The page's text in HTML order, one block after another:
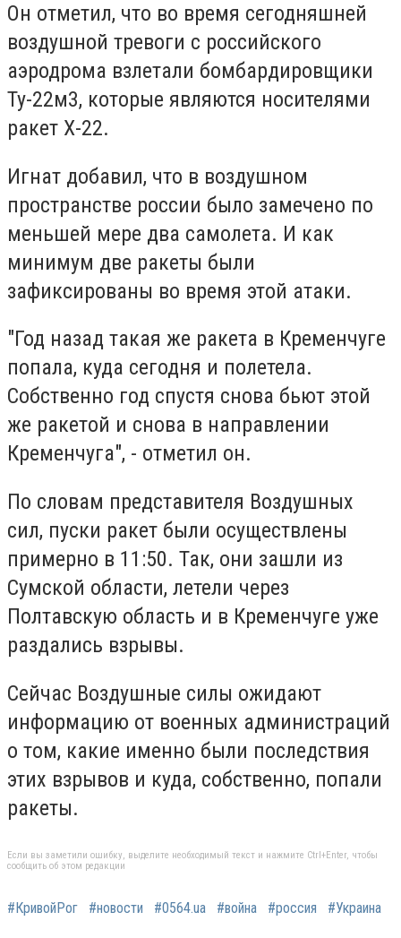
Он отметил, что во время сегодняшней
воздушной тревоги с российского
аэродрома взлетали бомбардировщики
Ту-22м3, которые являются носителями
ракет Х-22.
Игнат добавил, что в воздушном
пространстве россии было замечено по
меньшей мере два самолета. И как
минимум две ракеты были
зафиксированы во время этой атаки.
"Год назад такая же ракета в Кременчуге
попала, куда сегодня и полетела.
Собственно год спустя снова бьют этой
же ракетой и снова в направлении
Кременчуга", - отметил он.
По словам представителя Воздушных
сил, пуски ракет были осуществлены
примерно в 11:50. Так, они зашли из
Сумской области, летели через
Полтавскую область и в Кременчуге уже
раздались взрывы.
Сейчас Воздушные силы ожидают
информацию от военных администраций
о том, какие именно были последствия
этих взрывов и куда, собственно, попали
ракеты.
Если вы заметили ошибку, выделите необходимый текст и нажмите Ctrl+Enter, чтобы
сообщить об этом редакции
#КривойРог #новости #0564.ua #война #россия #Украина